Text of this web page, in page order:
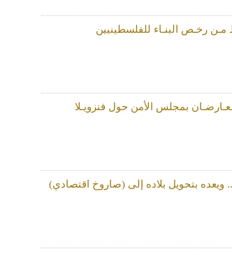
بمجلس الأمن حول فنزويـلا
بتحويل بلاده إلى (صاروخ اقتصادي)